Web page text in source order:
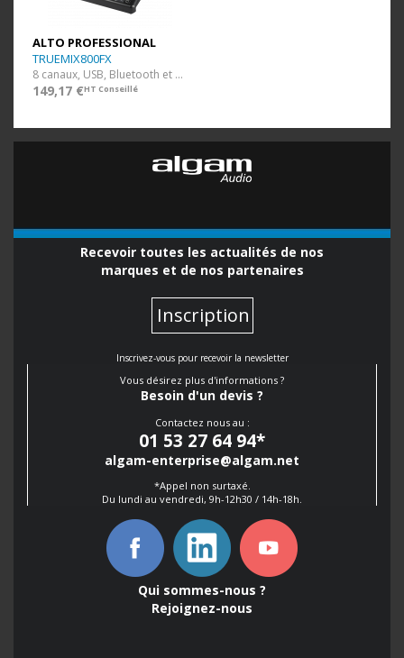
ALTO PROFESSIONAL
TRUEMIX800FX
8 canaux, USB, Bluetooth et FX
149,17 €HT Conseillé
Recevoir toutes les actualités de nos
marques et de nos partenaires
Inscription
Inscrivez-vous pour recevoir la newsletter
Vous désirez plus d'informations ?
Besoin d'un devis ?
Contactez nous au :
01 53 27 64 94*
algam-enterprise@algam.net
*Appel non surtaxé.
Du lundi au vendredi, 9h-12h30 / 14h-18h.
Qui sommes-nous ?
Rejoignez-nous